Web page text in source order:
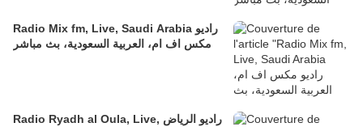
Radio Mix fm, Live, Saudi Arabia راديو
مكس اف ام، العربية السعودية، بث مباشر
Radio Ryadh al Oula, Live, راديو الرياض